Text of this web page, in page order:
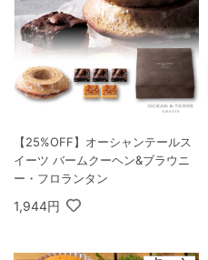
【25%OFF】オーシャンテールス
イーツ バームクーヘン&ブラウニ
ー・フロランタン
1,944円